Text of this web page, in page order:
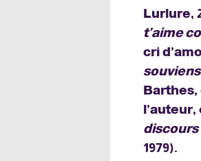
Lurlure,
t’aime
cri
Barthes,
discours
1979).